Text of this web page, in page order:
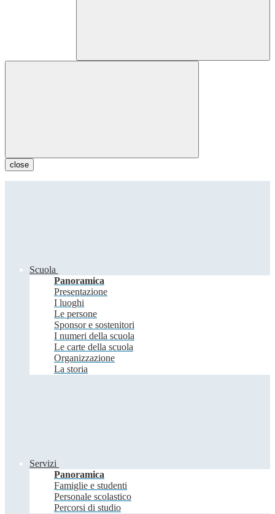
close
Scuola
Panoramica
Presentazione
I luoghi
Le persone
Sponsor e sostenitori
I numeri della scuola
Le carte della scuola
Organizzazione
La storia
Servizi
Panoramica
Famiglie e studenti
Personale scolastico
Percorsi di studio